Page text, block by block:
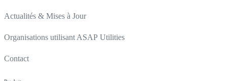
Actualités & Mises à Jour
Organisations utilisant ASAP Utilities
Contact